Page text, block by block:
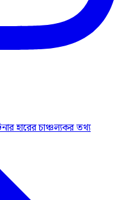
হারের চাঞ্চল্যকর তথ্য